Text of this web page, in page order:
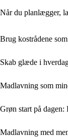
Når du planlægger,
Brug kostrådene
Skab glæde i
Madlavning som
Grøn start på dagen:
Madlavning med